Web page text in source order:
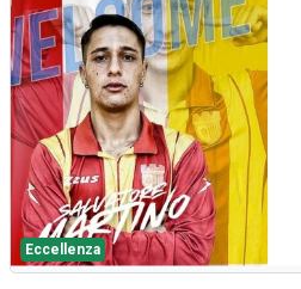
Eccellenza